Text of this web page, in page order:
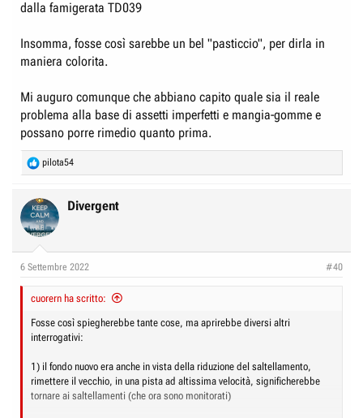
dalla famigerata TD039
Insomma, fosse così sarebbe un bel "pasticcio", per dirla in
maniera colorita.
Mi auguro comunque che abbiano capito quale sia il reale
problema alla base di assetti imperfetti e mangia-gomme e
possano porre rimedio quanto prima.
R
e
c
t
i
s
pilota54
Divergent
6 Settembre 2022 #40
cuorern ha scritto:
Fosse così spiegherebbe tante cose, ma aprirebbe diversi altri
interrogativi:
1) il fondo nuovo era anche in vista della riduzione del saltellamento,
rimettere il vecchio, in una pista ad altissima velocità, significherebbe
tornare ai saltellamenti (che ora sono monitorati)